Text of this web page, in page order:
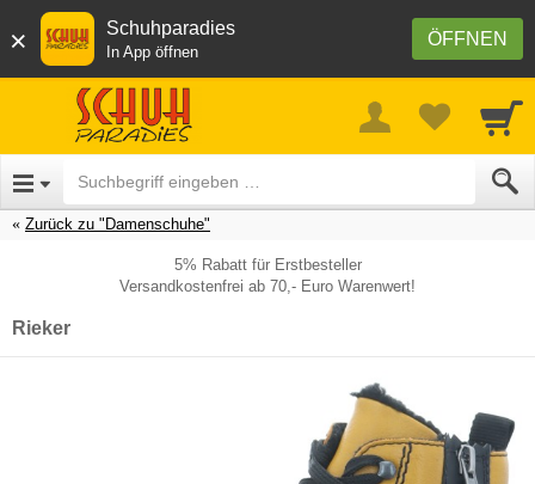
× ÖFFNEN
Schuhparadies
In App öffnen
Zurück zu "Damenschuhe"
5% Rabatt für Erstbesteller
Versandkostenfrei ab 70,- Euro Warenwert!
Rieker